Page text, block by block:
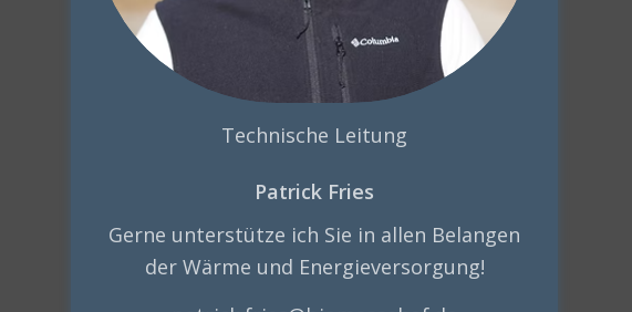
Technische Leitung
Patrick Fries
Gerne unterstütze ich Sie in allen Belangen
der Wärme und Energieversorgung!